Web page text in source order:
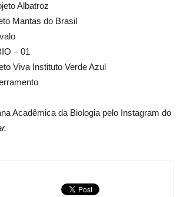
Albatroz
Mantas do Brasil
– 01
Viva Instituto Verde Azul
Acadêmica da Biologia pelo Instagram do